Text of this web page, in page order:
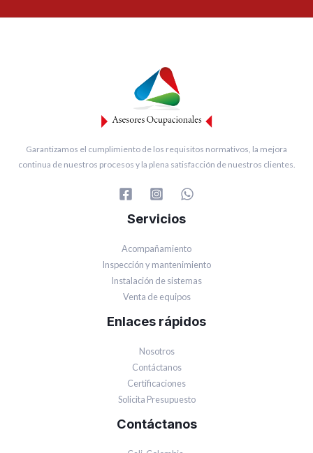
Garantizamos el cumplimiento de los requisitos normativos, la mejora
continua de nuestros procesos y la plena satisfacción de nuestros clientes.
Servicios
Acompañamiento
Inspección y mantenimiento
Instalación de sistemas
Venta de equipos
Enlaces rápidos
Nosotros
Contáctanos
Certificaciones
Solicita Presupuesto
Contáctanos